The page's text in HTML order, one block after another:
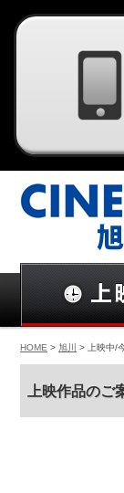
HOME > 旭川 > 上映中/
上映作品のご